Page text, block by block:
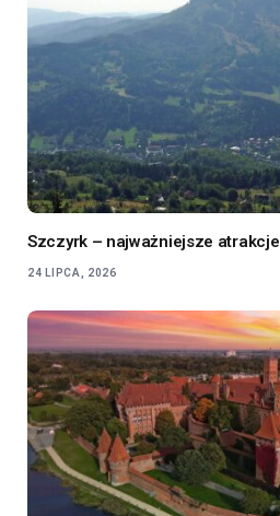
Szczyrk – najważniejsze atrakcje
24 LIPCA, 2026